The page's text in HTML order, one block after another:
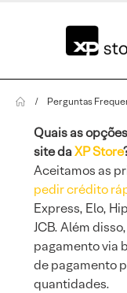
Perguntas
Quais as
site daXP Store
Aceitamos as
pedir crédito
Express, Elo,
JCB. Além
pagamento via
de pagamento
quantidades.